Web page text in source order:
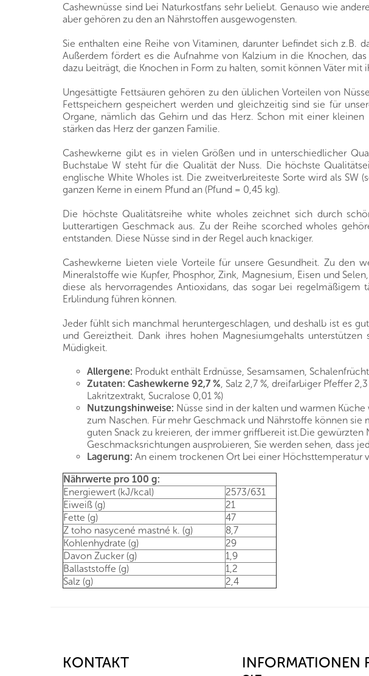
Cashewnüsse sind bei Naturkostfans sehr beliebt. Genauso wie
aber gehören zu den an Nährstoffen ausgewogensten.
Sie enthalten eine Reihe von Vitaminen, darunter befindet sich z.B.
Außerdem fördert es die Aufnahme von Kalzium in die Knochen,
dazu beiträgt, die Knochen in Form zu halten, somit können Väter
Ungesättigte Fettsäuren gehören zu den üblichen Vorteilen von
Fettspeichern gespeichert werden und gleichzeitig sind sie für
Organe, nämlich das Gehirn und das Herz. Schon mit einer
stärken das Herz der ganzen Familie.
Cashewkerne gibt es in vielen Größen und in unterschiedlicher
Buchstabe W steht für die Qualität der Nuss. Die höchste
englische White Wholes ist. Die zweitverbreiteste Sorte wird als SW
ganzen Kerne in einem Pfund an (Pfund = 0,45 kg).
Die höchste Qualitätsreihe white wholes zeichnet sich durch
butterartigen Geschmack aus. Zu der Reihe scorched wholes
entstanden. Diese Nüsse sind in der Regel auch knackiger.
Cashewkerne bieten viele Vorteile für unsere Gesundheit. Zu den
Mineralstoffe wie Kupfer, Phosphor, Zink, Magnesium, Eisen und
diese als hervorragendes Antioxidans, das sogar bei
Erblindung führen können.
Jeder fühlt sich manchmal heruntergeschlagen, und deshalb ist es
und Gereiztheit. Dank ihres hohen Magnesiumgehalts
Müdigkeit.
Allergene: Produkt enthält Erdnüsse, Sesamsamen,
Zutaten: Cashewkerne 92,7 % , Salz 2,7 %, dreifarbiger Pfeffer
Lakritzextrakt, Sucralose 0,01 %)
Nutzungshinweise: Nüsse sind in der kalten und warmen
zum Naschen. Für mehr Geschmack und Nährstoffe können
guten Snack zu kreieren, der immer griffbereit ist.Die gewürzten
Geschmacksrichtungen ausprobieren, Sie werden sehen, dass
Lagerung: An einem trockenen Ort bei einer Höchsttemperatur
Nährwerte pro 100 g:
Energiewert (kJ/kcal)
2573/631
Eiweiß (g)
21
Fette (g)
47
Z toho nasycené mastné k. (g)
8,7
Kohlenhydrate (g)
29
Davon Zucker (g)
1,9
Ballaststoffe (g)
1,2
Salz (g)
2,4
KONTAKT
INFORMATIONEN